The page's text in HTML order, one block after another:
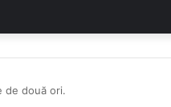
de două ori.